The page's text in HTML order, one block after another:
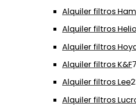
Alquiler filtros
Alquiler filtros
Alquiler filtros
Alquiler filtros K&F7
Alquiler filtros Lee2
Alquiler filtros